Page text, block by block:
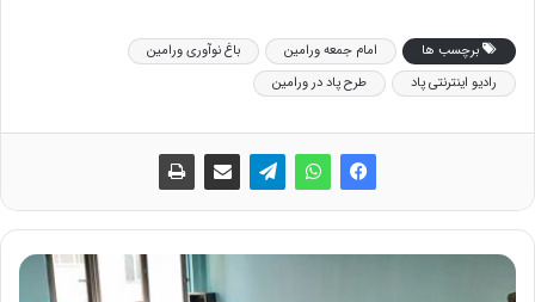
برچسب ها امام جمعه ورامین
باغ نوآوری ورامین
رادیو اینترنتی پاد
طرح پاد در ورامین